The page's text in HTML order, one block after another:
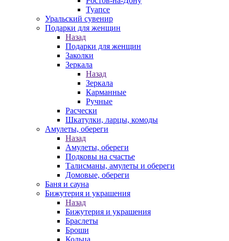
Туапсе
Уральский сувенир
Подарки для женщин
Назад
Подарки для женщин
Заколки
Зеркала
Назад
Зеркала
Карманные
Ручные
Расчески
Шкатулки, ларцы, комоды
Амулеты, обереги
Назад
Амулеты, обереги
Подковы на счастье
Талисманы, амулеты и обереги
Домовые, обереги
Баня и сауна
Бижутерия и украшения
Назад
Бижутерия и украшения
Браслеты
Броши
Кольца